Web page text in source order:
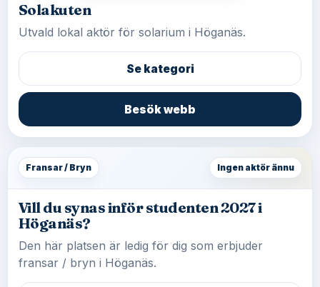
Solakuten
Utvald lokal aktör för solarium i Höganäs.
Se kategori
Besök webb
Fransar / Bryn Ingen aktör ännu
Vill du synas inför studenten 2027 i
Höganäs?
Den här platsen är ledig för dig som erbjuder
fransar / bryn i Höganäs.